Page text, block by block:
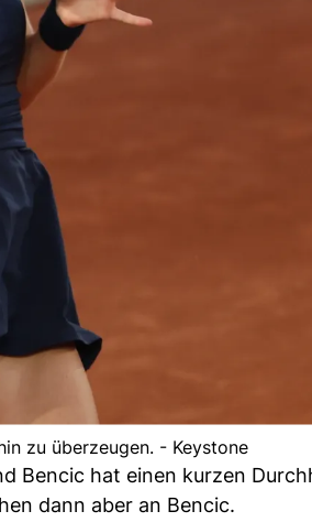
zu überzeugen. - Keystone
Bencic hat einen kurzen
dann aber an Bencic.